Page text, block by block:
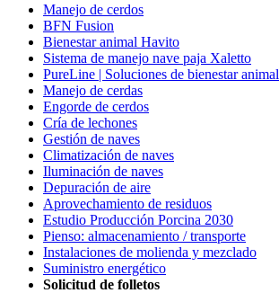
Manejo de cerdos
BFN Fusion
Bienestar animal Havito
Sistema de manejo nave paja Xaletto
PureLine | Soluciones de bienestar animal
Manejo de cerdas
Engorde de cerdos
Cría de lechones
Gestión de naves
Climatización de naves
Iluminación de naves
Depuración de aire
Aprovechamiento de residuos
Estudio Producción Porcina 2030
Pienso: almacenamiento / transporte
Instalaciones de molienda y mezclado
Suministro energético
Solicitud de folletos